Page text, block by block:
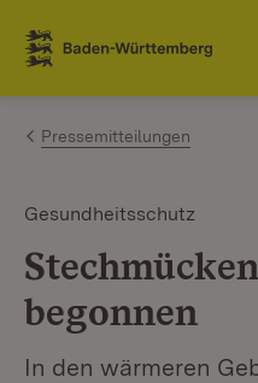
Zum Inhalt springen
Link zur Startseite
Pressemitteilungen
Gesundheitsschutz
begonnen
In den wärmeren